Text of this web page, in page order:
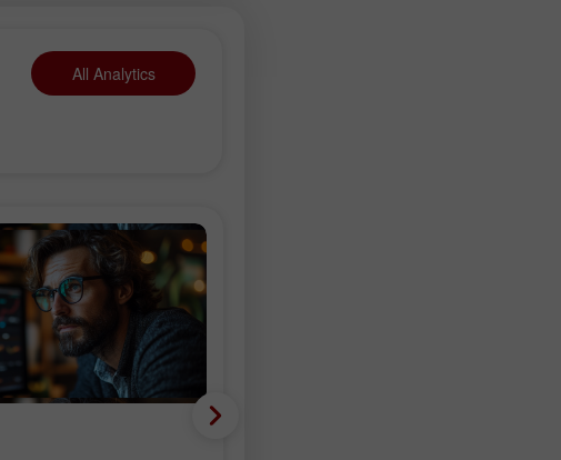
All Analytics